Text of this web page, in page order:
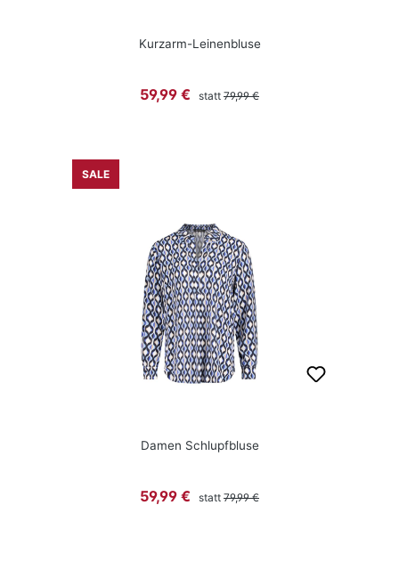
Kurzarm-Leinenbluse
Verkaufspreis:
59,99 € statt Regulärer Preis:
79,99 €
SALE
Damen Schlupfbluse
Verkaufspreis:
59,99 € statt Regulärer Preis:
79,99 €